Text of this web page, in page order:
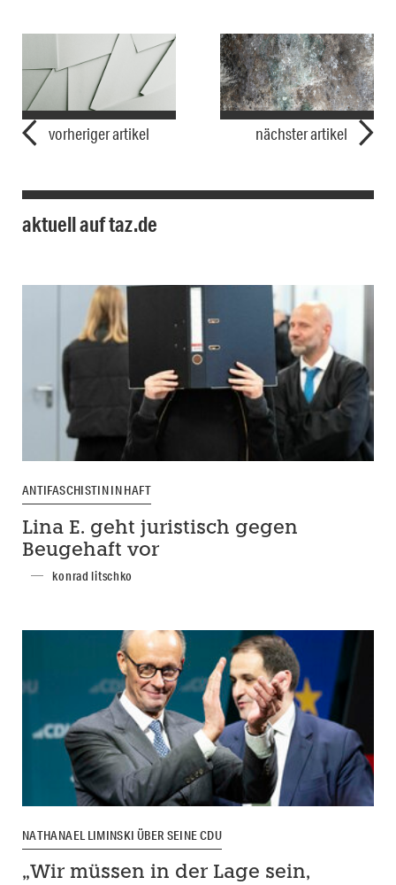
vorheriger artikel nächster artikel
aktuell auf taz.de
ANTIFASCHISTIN IN HAFT
Lina E. geht juristisch gegen
Beugehaft vor
konrad litschko
NATHANAEL LIMINSKI ÜBER SEINE CDU
„Wir müssen in der Lage sein,